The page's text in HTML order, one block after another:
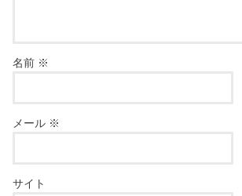
名前 ※
メール ※
サイト